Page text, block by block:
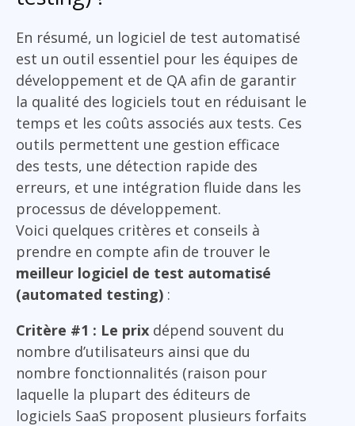
En résumé, un logiciel de test automatisé
est un outil essentiel pour les équipes de
développement et de QA afin de garantir
la qualité des logiciels tout en réduisant le
temps et les coûts associés aux tests. Ces
outils permettent une gestion efficace
des tests, une détection rapide des
erreurs, et une intégration fluide dans les
processus de développement.
Voici quelques critères et conseils à
prendre en compte afin de trouver le
meilleur logiciel de test automatisé
(automated testing) :
Critère #1 : Le prix dépend souvent du
nombre d’utilisateurs ainsi que du
nombre fonctionnalités (raison pour
laquelle la plupart des éditeurs de
logiciels SaaS proposent plusieurs forfaits